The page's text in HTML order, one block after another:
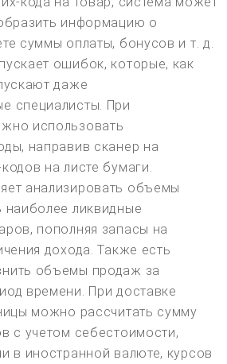
информацию о
суммы оплаты, бонусов и т. д.
ошибок, которые, как
даже
специалисты. При
использовать
направив сканер на
на листе бумаги.
анализировать объемы
наиболее ликвидные
пополняя запасы на
дохода. Также есть
объемы продаж за
времени. При доставке
можно рассчитать сумму
с учетом себестоимости,
в иностранной валюте, курсов